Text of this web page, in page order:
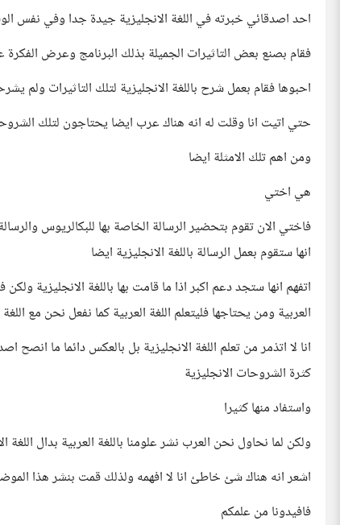
احد اصدقائي خبرته في اللغة الانجليزية جيدة جدا وفي نفس
فقام بصنع بعض التاثيرات الجميلة بذلك البرنامج وعرض الفكرة
احبوها فقام بعمل شرح باللغة الانجليزية لتلك التاثيرات ولم
حتي اتيت انا وقلت له انه هناك عرب ايضا يحتاجون لتلك
ومن اهم تلك الامثلة ايضا
هي اختي
فاختي الان تقوم بتحضير الرسالة الخاصة بها للبكالريوس
انها ستقوم بعمل الرسالة باللغة الانجليزية ايضا
اتفهم انها ستجد دعم اكبر اذا ما قامت بها باللغة الانجليزية
العربية ومن يحتاجها فليتعلم اللغة العربية كما نفعل نحن مع اللغة
انا لا اتذمر من تعلم اللغة الانجليزية بل بالعكس دائما ما
كثرة الشروحات الانجليزية
واستفاد منها كثيرا
ولكن لما نحاول نحن العرب نشر علومنا باللغة العربية بدال اللغة
اشعر انه هناك شئ خاطئ انا لا افهمه ولذلك قمت بنشر هذا
فافيدونا من علمكم